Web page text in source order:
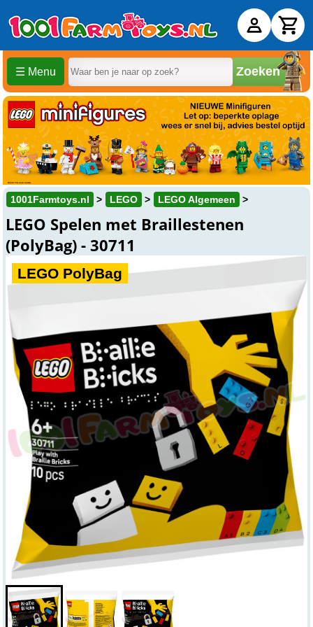
☰ Menu Zoeken
1001Farmtoys.nl LEGO LEGO Algemeen
LEGO Spelen met Braillestenen
(PolyBag) - 30711
LEGO PolyBag